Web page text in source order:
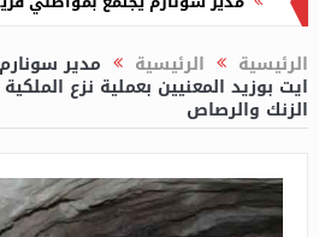
رئاسة تبون مراسم الاحتفال
الوطني للجيش الوطني الشعبي
بالعاصمة
الرئيسية الرئيسية مدير
ايت بوزيد المعنيين بعملية نزع
الزنك والرصاص